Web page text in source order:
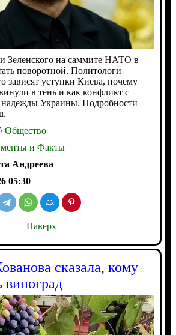
Зеленского на саммите НАТО в
поворотной. Политологи
зависят уступки Киева, почему
в тень и как конфликт с
Украины. Подробности —
Общество
и Факты
Андреева
05:30
Наверх
сказала, кому
виноград